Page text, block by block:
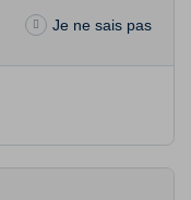
Je ne sais pas